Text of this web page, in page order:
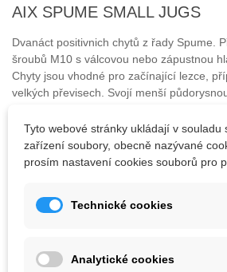
AIX SPUME SMALL JUGS
Dvanáct positivnich chytů z řady Spume.
šroubů M10 s válcovou nebo zápustnou
Chyty jsou vhodné pro začínající lezce,
velkých převisech. Svojí menší
Šrouby nejsou součástí balení.
Barva
Tyto webové stránky ukládají v souladu
zařízení soubory, obecně nazývané
prosím nastavení cookies souborů pro
Technické cookies
Analytické cookies